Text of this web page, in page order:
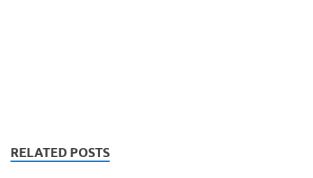
RELATED POSTS